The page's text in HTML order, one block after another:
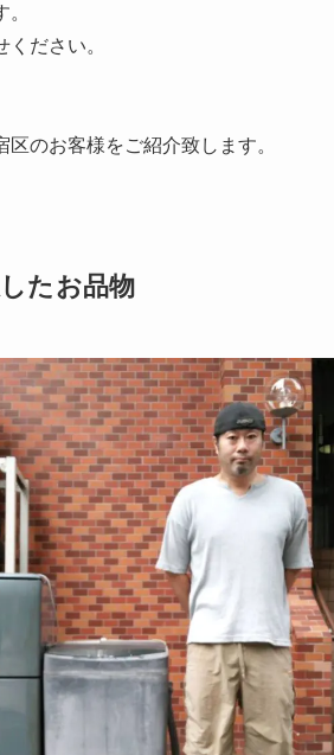
ださい。
のお客様をご紹介致します。
たお品物